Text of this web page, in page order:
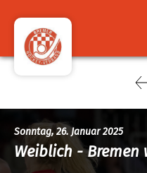
Sonntag, 26. Januar 2025
Weiblich - Bremen